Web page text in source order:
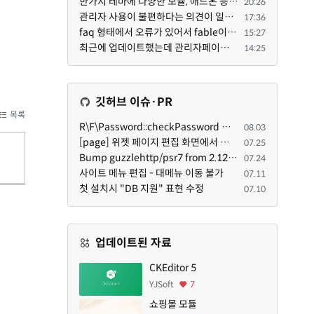
목록
관리자 사용이 불편하다는 의견이 일부 있어서 반영했습니다 ㅎㅎ 8.4이상도 지원될 수 있도록 10.5.2 혹은 ... 17:36
faq 형태에서 오류가 있어서 fable이 수정해 주었습니다. 참고하세요. 증상 FAQ형 목록에서 항목을 펼치면 ... 15:27
최근에 업데이트했는데 관리자페이지가 많이 달라졌네요 여기서 모듈 설치하려고 하니 php 8.4.14버전이라 8... 14:25
깃허브 이슈·PR
R\F\Password::checkPassword 함수 해시 알고리즘을 암시적으로 호출하는 경우 Argon2id 해시 비교 실패 08.03
[page] 위젯 페이지 편집 화면에서 위젯이 Context의 module_info를 덮어쓰면 저장이 ERR_ACT_IS_NOT_STANDALONE으로 실패 07.25
Bump guzzlehttp/psr7 from 2.12.1 to 2.12.3 in /common 07.24
사이트 메뉴 편집 - 대메뉴 이동 불가 07.11
첫 설치시 "DB 지원" 표현 수정 07.10
업데이트된 자료
CKEditor 5
YJSoft 7
쇼핑몰 모듈